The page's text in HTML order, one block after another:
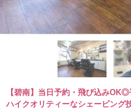
【碧南】当日予約・飛び込み
ハイクオリティーなシェービング